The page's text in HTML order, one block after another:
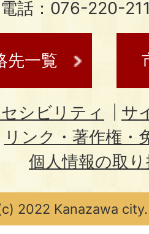
話：076-220-
先一覧
シビリティ
サ
リンク・著作権・
個人情報の取
2022 Kanazawa